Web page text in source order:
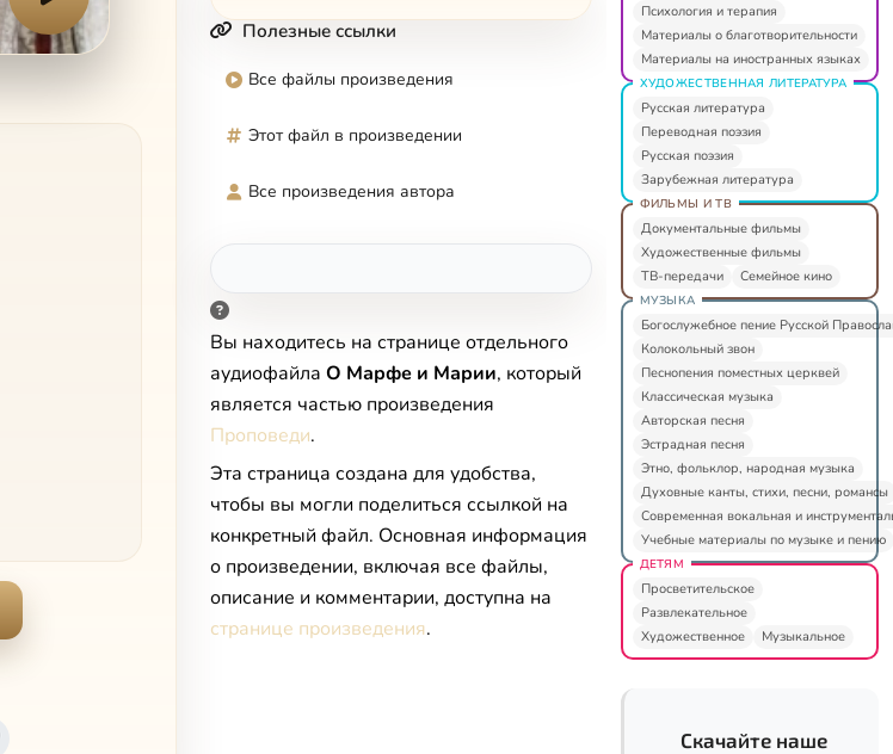
Полезные ссылки
Все файлы произведения
Этот файл в произведении
Все произведения автора
Вы находитесь на странице отдельного
аудиофайла О Марфе и Марии, который
является частью произведения
Проповеди.
Эта страница создана для удобства,
чтобы вы могли поделиться ссылкой на
конкретный файл. Основная информация
о произведении, включая все файлы,
описание и комментарии, доступна на
странице произведения.
Психология и терапия
Материалы о благотворительности
Материалы на иностранных языках
ХУДОЖЕСТВЕННАЯ ЛИТЕРАТУРА
Русская литература
Переводная поэзия
Русская поэзия
Зарубежная литература
ФИЛЬМЫ И ТВ
Документальные фильмы
Художественные фильмы
ТВ-передачи
Семейное кино
МУЗЫКА
Богослужебное пение Русской
Колокольный звон
Песнопения поместных церквей
Классическая музыка
Авторская песня
Эстрадная песня
Этно, фольклор, народная музыка
Духовные канты, стихи, песни, романсы
Современная вокальная и
Учебные материалы по музыке и пению
ДЕТЯМ
Просветительское
Развлекательное
Художественное
Музыкальное
Скачайте наше